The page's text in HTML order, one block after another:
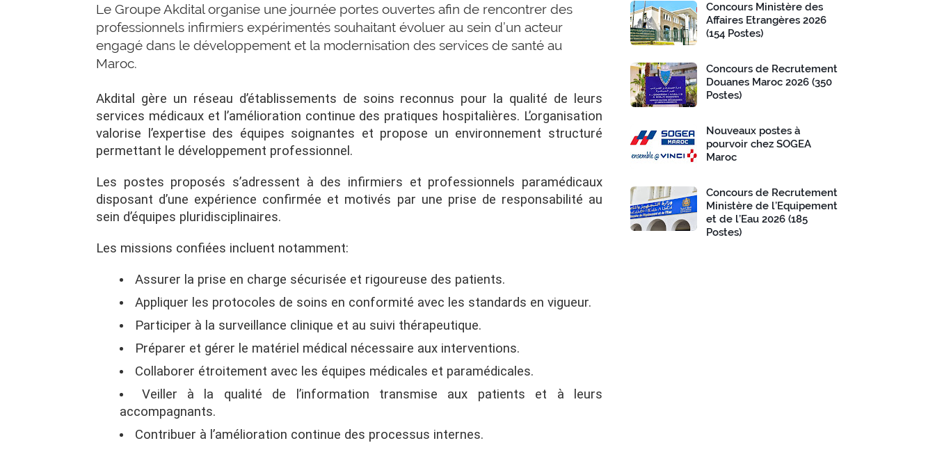
Le Groupe Akdital organise une journée portes ouvertes afin de rencontrer des
professionnels infirmiers expérimentés souhaitant évoluer au sein d’un acteur
engagé dans le développement et la modernisation des services de santé au
Maroc.
Akdital gère un réseau d’établissements de soins reconnus pour la qualité de leurs
services médicaux et l’amélioration continue des pratiques hospitalières. L’organisation
valorise l’expertise des équipes soignantes et propose un environnement structuré
permettant le développement professionnel.
Les postes proposés s’adressent à des infirmiers et professionnels paramédicaux
disposant d’une expérience confirmée et motivés par une prise de responsabilité au
sein d’équipes pluridisciplinaires.
Les missions confiées incluent notamment:
Assurer la prise en charge sécurisée et rigoureuse des patients.
Appliquer les protocoles de soins en conformité avec les standards en vigueur.
Participer à la surveillance clinique et au suivi thérapeutique.
Préparer et gérer le matériel médical nécessaire aux interventions.
Collaborer étroitement avec les équipes médicales et paramédicales.
Veiller à la qualité de l’information transmise aux patients et à leurs
accompagnants.
Contribuer à l’amélioration continue des processus internes.
Concours Ministère des
Affaires Etrangères 2026
(154 Postes)
Concours de Recrutement
Douanes Maroc 2026 (350
Postes)
Nouveaux postes à
pourvoir chez SOGEA
Maroc
Concours de Recrutement
Ministère de l’Equipement
et de l’Eau 2026 (185
Postes)